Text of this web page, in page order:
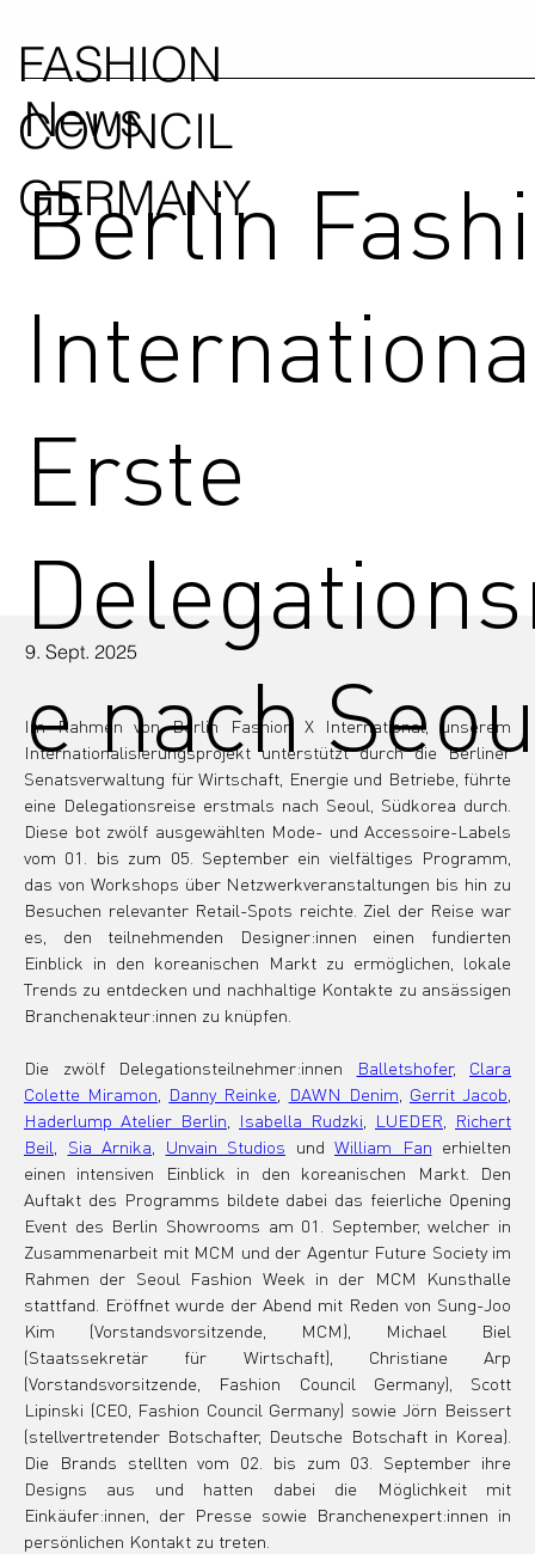
FASHION
COUNCIL
GERMANY
9. Sept. 2025
Im Rahmen von Berlin Fashion X International, unserem
Internationalisierungsprojekt unterstützt durch die Berliner
Senatsverwaltung für Wirtschaft, Energie und Betriebe, führte
eine Delegationsreise erstmals nach Seoul, Südkorea durch.
Diese bot zwölf ausgewählten Mode- und Accessoire-Labels
vom 01. bis zum 05. September ein vielfältiges Programm,
das von Workshops über Netzwerkveranstaltungen bis hin zu
Besuchen relevanter Retail-Spots reichte. Ziel der Reise war
es, den teilnehmenden Designer:innen einen fundierten
Einblick in den koreanischen Markt zu ermöglichen, lokale
Trends zu entdecken und nachhaltige Kontakte zu ansässigen
Branchenakteur:innen zu knüpfen.
Die zwölf Delegationsteilnehmer:innen Balletshofer, Clara
Colette Miramon Danny Reinke DAWN Denim Gerrit Jacob
Haderlump Atelier Berlin
Isabella Rudzki LUEDER
Richert
Beil
Sia Arnika Unvain Studios und William Fan erhielten
einen intensiven Einblick in den koreanischen Markt. Den
Auftakt des Programms bildete dabei das feierliche Opening
Event des Berlin Showrooms am 01. September, welcher in
Zusammenarbeit mit MCM und der Agentur Future Society im
Rahmen der Seoul Fashion Week in der MCM Kunsthalle
stattfand. Eröffnet wurde der Abend mit Reden von Sung-Joo
Kim (Vorstandsvorsitzende, MCM), Michael Biel
(Staatssekretär für Wirtschaft), Christiane Arp
(Vorstandsvorsitzende, Fashion Council Germany), Scott
Lipinski (CEO, Fashion Council Germany) sowie Jörn Beissert
(stellvertretender Botschafter, Deutsche Botschaft in Korea).
Die Brands stellten vom 02. bis zum 03. September ihre
Designs aus und hatten dabei die Möglichkeit mit
Einkäufer:innen, der Presse sowie Branchenexpert:innen in
persönlichen Kontakt zu treten.
News
Berlin
Erste
e nach